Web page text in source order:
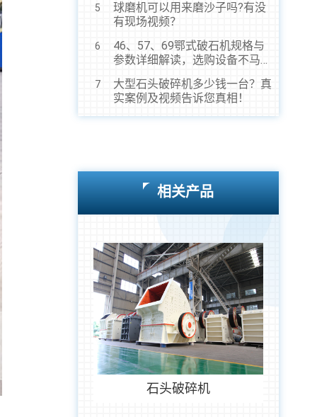
5
球磨机可以用来磨沙子吗?有没
有现场视频？
6
46、57、69鄂式破石机规格与
参数详细解读，选购设备不马
7
大型石头破碎机多少钱一台？真
实案例及视频告诉您真相！
相关产品
石头破碎机